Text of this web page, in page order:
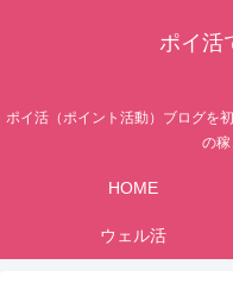
ポイ活
ポイ活（ポイント活動）ブログを
の稼
HOME
ウェル活